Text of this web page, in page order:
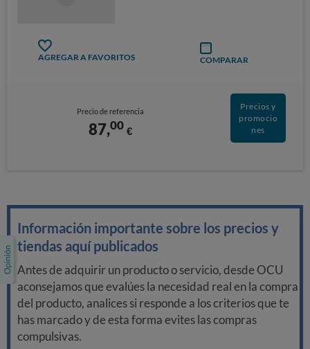
AGREGAR A FAVORITOS COMPARAR
Precio de referencia
87,00 €
Precios y
promocio
nes
Información importante sobre los precios y
tiendas aquí publicados
Antes de adquirir un producto o servicio, desde OCU
aconsejamos que evalúes la necesidad real en la compra
del producto, analices si responde a los criterios que te
has marcado y de esta forma evites las compras
compulsivas.